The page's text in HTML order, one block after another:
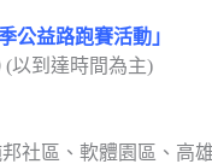
公益路跑賽活動」
(以到達時間為主)
社區、軟體園區、高